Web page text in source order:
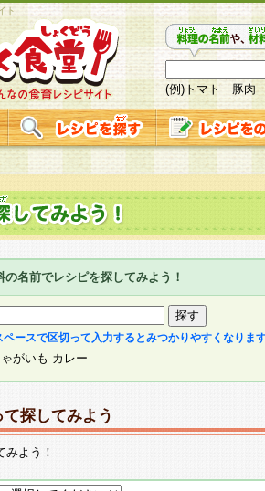
ト
(例)トマト 豚肉
名前でレシピを探してみよう！
ペースで区切って入力するとみつかりやすくなりま
いも カレー
探してみよう
みよう！